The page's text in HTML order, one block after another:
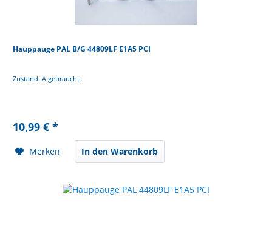
Hauppauge PAL B/G 44809LF E1A5 PCI
Zustand: A gebraucht
10,99 € *
Merken In den Warenkorb